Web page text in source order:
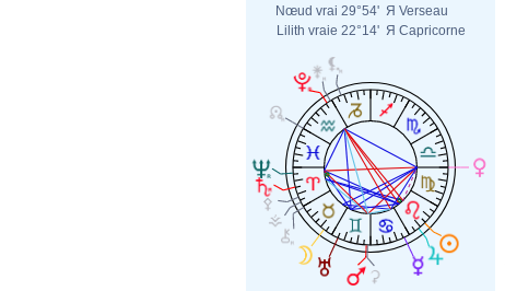
Nœud vrai 29°54' Я Verseau
Lilith vraie 22°14' Я Capricorne